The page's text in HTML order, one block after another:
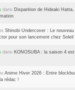
dans Disparition de Hideaki Hatta,
Shinobi Undercover : Le
pour son lancement chez Soleil
dans KONOSUBA : la saison 4
Anime Hiver 2026 : Entre
rédac !